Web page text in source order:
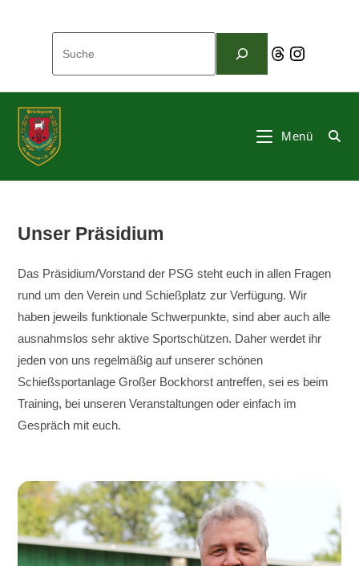
ThreadsInstagram
Menü
Unser Präsidium
Das Präsidium/Vorstand der PSG steht euch in allen Fragen
rund um den Verein und Schießplatz zur Verfügung. Wir
haben jeweils funktionale Schwerpunkte, sind aber auch alle
ausnahmslos sehr aktive Sportschützen. Daher werdet ihr
jeden von uns regelmäßig auf unserer schönen
Schießsportanlage Großer Bockhorst antreffen, sei es beim
Training, bei unseren Veranstaltungen oder einfach im
Gespräch mit euch.